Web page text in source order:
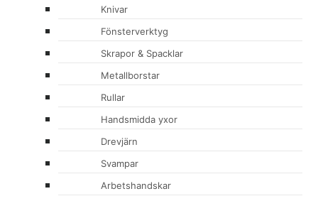
Knivar
Fönsterverktyg
Skrapor & Spacklar
Metallborstar
Rullar
Handsmidda yxor
Drevjärn
Svampar
Arbetshandskar